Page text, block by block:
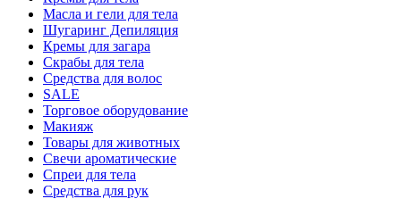
Масла и гели для тела
Шугаринг Депиляция
Кремы для загара
Скрабы для тела
Средства для волос
SALE
Торговое оборудование
Макияж
Товары для животных
Свечи ароматические
Спреи для тела
Средства для рук